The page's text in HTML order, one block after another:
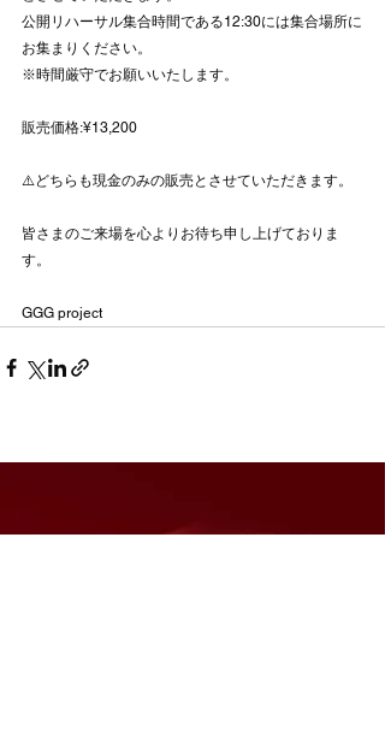
公開リハーサル集合時間である12:30には集合場所に
お集まりください。
※時間厳守でお願いいたします。
販売価格:¥13,200
⚠️どちらも現金のみの販売とさせていただきます。
皆さまのご来場を心よりお待ち申し上げておりま
す。
GGG project